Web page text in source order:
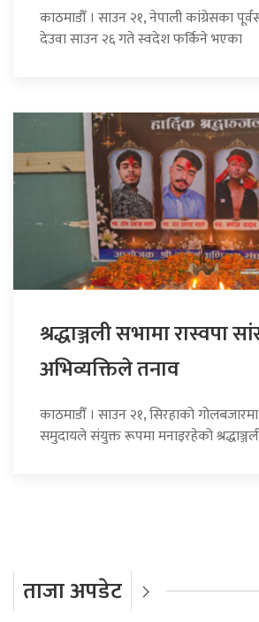
काठमाडौँ । साउन २१, नेपाली कांग्रेसका
देउवा साउन २६ गते स्वदेश फर्किने भएका
श्रद्धाञ्जली सभामा रास्वपा
अभिव्यक्तिले तनाव
काठमाडौँ । साउन २१, सिरहाको
समुदायले संयुक्त रूपमा मनाइरहेको
ताजा अपडेट